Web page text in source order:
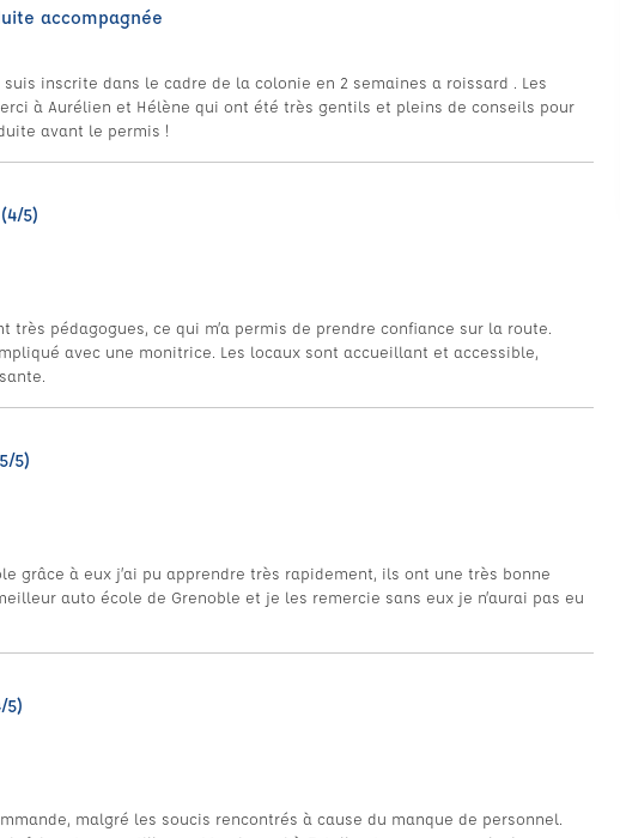
accompagnée
inscrite dans le cadre de la colonie en 2 semaines a roissard . Les
à Aurélien et Hélène qui ont été très gentils et pleins de conseils pour
avant le permis !
(4/5)
très pédagogues, ce qui m’a permis de prendre confiance sur la route.
avec une monitrice. Les locaux sont accueillant et accessible,
5)
grâce à eux j’ai pu apprendre très rapidement, ils ont une très bonne
auto école de Grenoble et je les remercie sans eux je n’aurai pas eu
5)
malgré les soucis rencontrés à cause du manque de personnel.